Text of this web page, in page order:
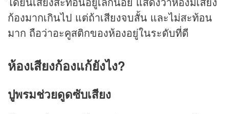
ก้องมากเกินไป แต่ถ้าเสียงจบสั้น และไม่สะท้อน
มาก ถือว่าอะคูสติกของห้องอยู่ในระดับที่ดี
ห้องเสียงก้องแก้ยังไง?
ปูพรมช่วยดูดซับเสียง